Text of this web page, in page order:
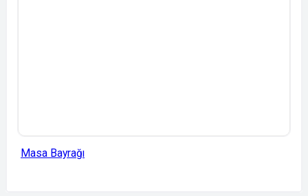
Masa Bayrağı